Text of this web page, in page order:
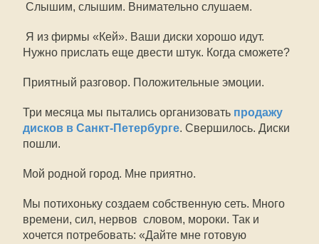
 Слышим, слышим. Внимательно слушаем.
 Я из фирмы «Кей». Ваши диски хорошо идут.
Нужно прислать еще двести штук. Когда сможете?
Приятный разговор. Положительные эмоции.
Три месяца мы пытались организовать продажу
дисков в Санкт-Петербурге. Свершилось. Диски
пошли.
Мой родной город. Мне приятно.
Мы потихоньку создаем собственную сеть. Много
времени, сил, нервов  словом, мороки. Так и
хочется потребовать: «Дайте мне готовую